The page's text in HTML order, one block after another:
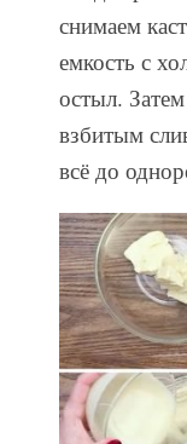
снимаем
емкость с
остыл.
взбитым
всё до